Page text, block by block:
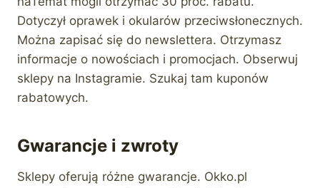
Dotyczył oprawek i okularów przeciwsłonecznych.
Można zapisać się do newslettera. Otrzymasz
informacje o nowościach i promocjach. Obserwuj
sklepy na Instagramie. Szukaj tam kuponów
rabatowych.
Gwarancje i zwroty
Sklepy oferują różne gwarancje. Okko.pl